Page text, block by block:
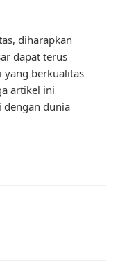
diharapkan
dapat terus
yang berkualitas
artikel ini
dengan dunia